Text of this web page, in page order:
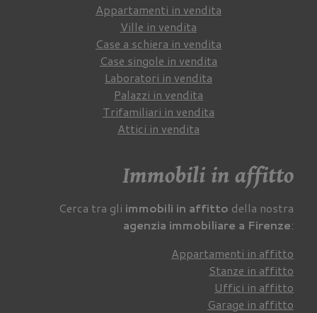
Appartamenti in vendita
Ville in vendita
Case a schiera in vendita
Case singole in vendita
Laboratori in vendita
Palazzi in vendita
Trifamiliari in vendita
Attici in vendita
Immobili in affitto
Cerca tra gli immobili in affitto della nostra
agenzia immobiliare a Firenze:
Appartamenti in affitto
Stanze in affitto
Uffici in affitto
Garage in affitto